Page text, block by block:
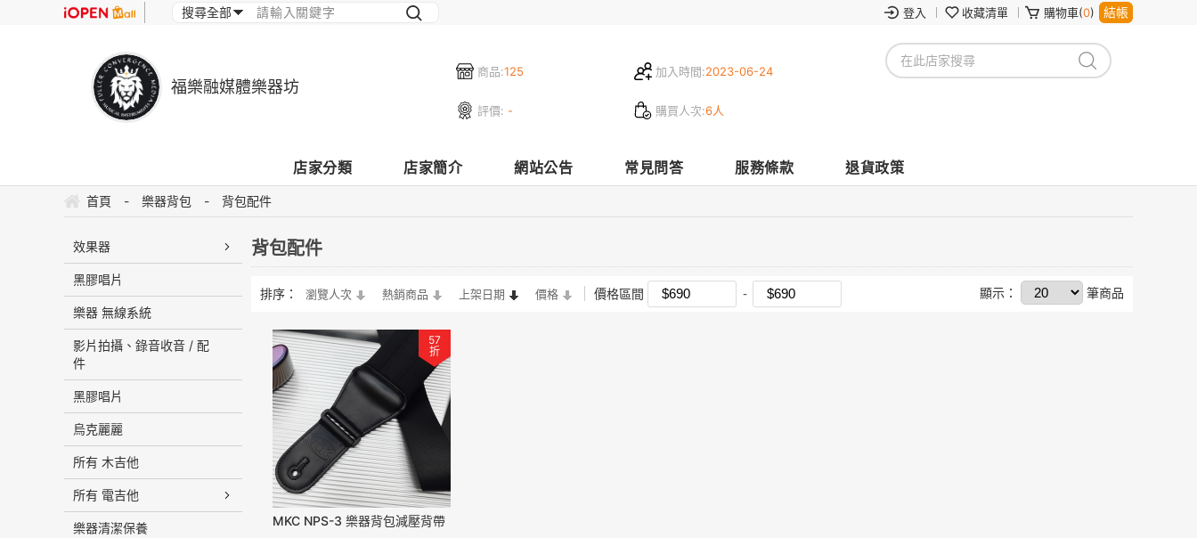
登入 收藏清單 購物車(0) 結帳
商品:125 加入時間:2023-06-24
評價: - 購買人次:6人
福樂融媒體樂器坊
店家分類 店家簡介 網站公告 常見問答 服務條款 退貨政策
首頁 - 樂器背包 - 背包配件
效果器
黑膠唱片
樂器 無線系統
影片拍攝、錄音收音 / 配
件
黑膠唱片
烏克麗麗
所有 木吉他
所有 電吉他
樂器清潔保養
背包配件
排序： 瀏覽人次 熱銷商品 上架日期 價格 價格區間 顯示： 筆商品
57
折
MKC NPS-3 樂器背包減壓背帶